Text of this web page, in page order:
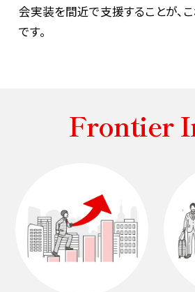
会実装を間近で支援することが、
です。
Frontier